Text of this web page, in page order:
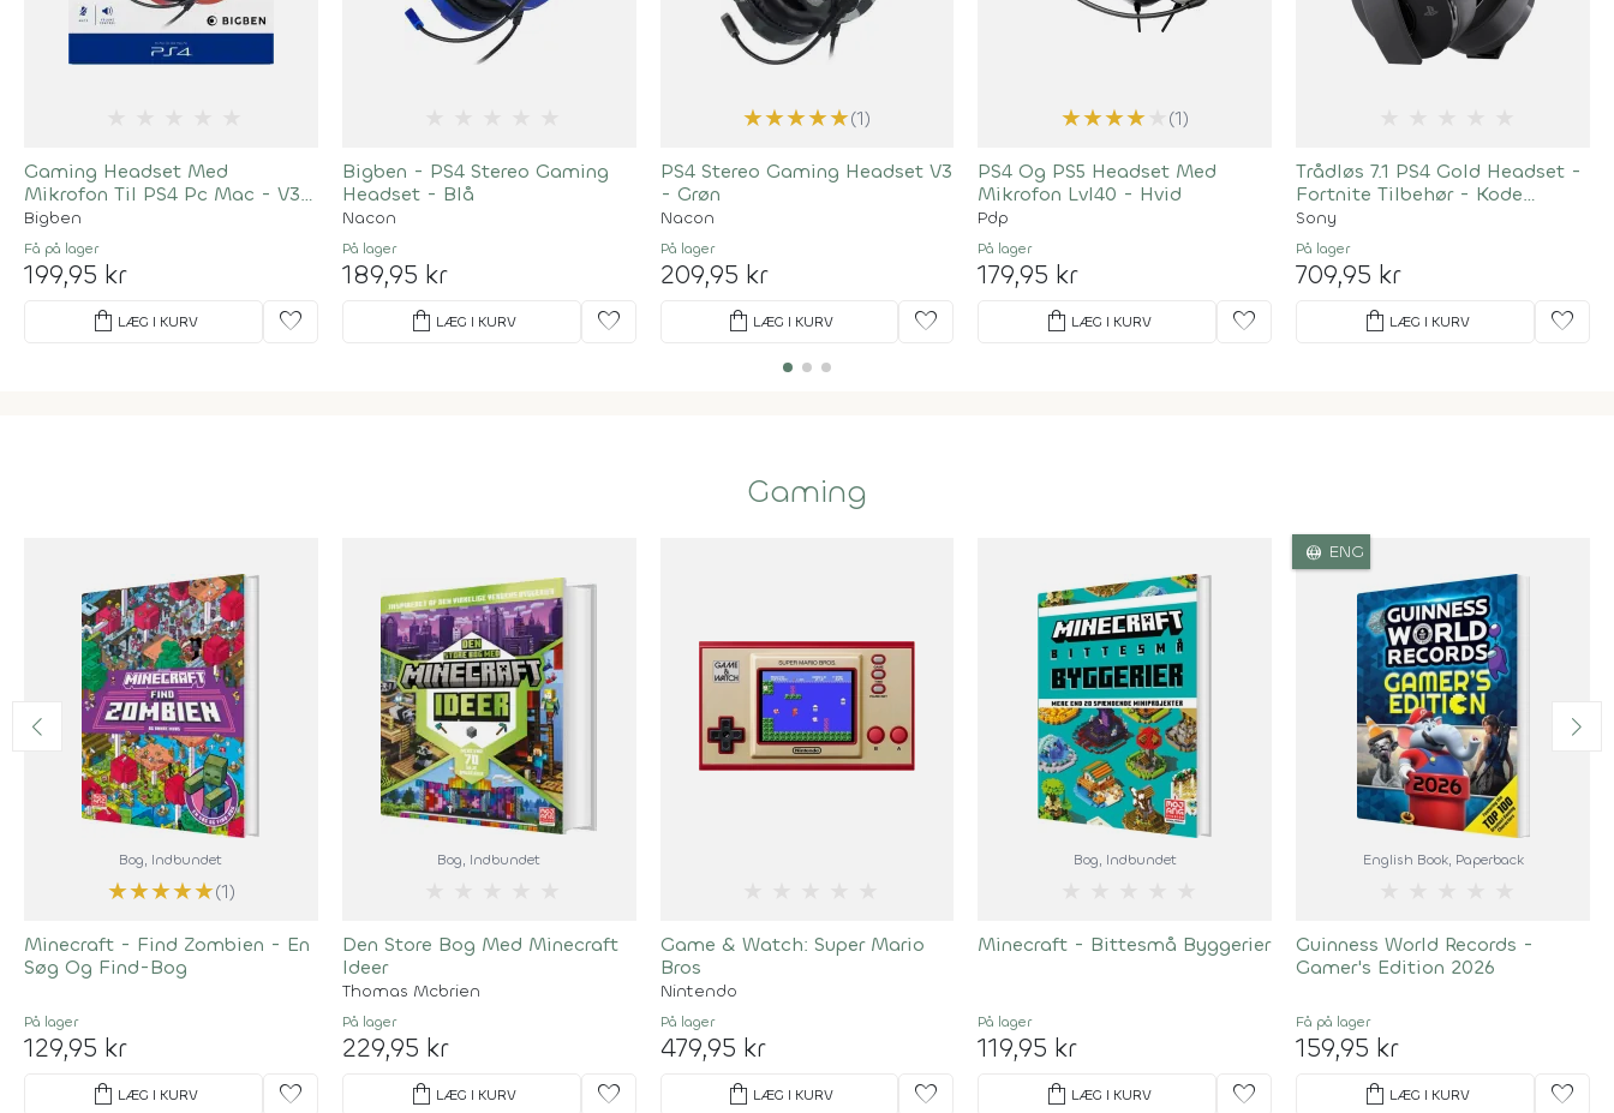
Gaming Headset Med
Mikrofon Til PS4 Pc Mac - V3 -
Rød
Bigben
Få på lager
199,95 kr
shopping_bag LÆG I KURV favorite
Bigben - PS4 Stereo Gaming
Headset - Blå
Nacon
På lager
189,95 kr
shopping_bag LÆG I KURV favorite
★★★★★(1)
PS4 Stereo Gaming Headset V3
- Grøn
Nacon
På lager
209,95 kr
shopping_bag LÆG I KURV favorite
★★★★ (1)
PS4 Og PS5 Headset Med
Mikrofon Lvl40 - Hvid
Pdp
På lager
179,95 kr
shopping_bag LÆG I KURV favorite
Trådløs 7.1 PS4 Gold Headset -
Fortnite Tilbehør - Kode
Udløbet
Sony
På lager
709,95 kr
shopping_bag LÆG I KURV favorite
Gaming
Bog, Indbundet
★★★★★(1)
Minecraft - Find Zombien - En
Søg Og Find-Bog
På lager
129,95 kr
shopping_bag LÆG I KURV favorite
Bog, Indbundet
Den Store Bog Med Minecraft
Ideer
Thomas Mcbrien
På lager
229,95 kr
shopping_bag LÆG I KURV favorite
Game & Watch: Super Mario
Bros
Nintendo
På lager
479,95 kr
shopping_bag LÆG I KURV favorite
Bog, Indbundet
Minecraft - Bittesmå Byggerier
På lager
119,95 kr
shopping_bag LÆG I KURV favorite
language ENG
English Book, Paperback
Guinness World Records -
Gamer's Edition 2026
Få på lager
159,95 kr
shopping_bag LÆG I KURV favorite